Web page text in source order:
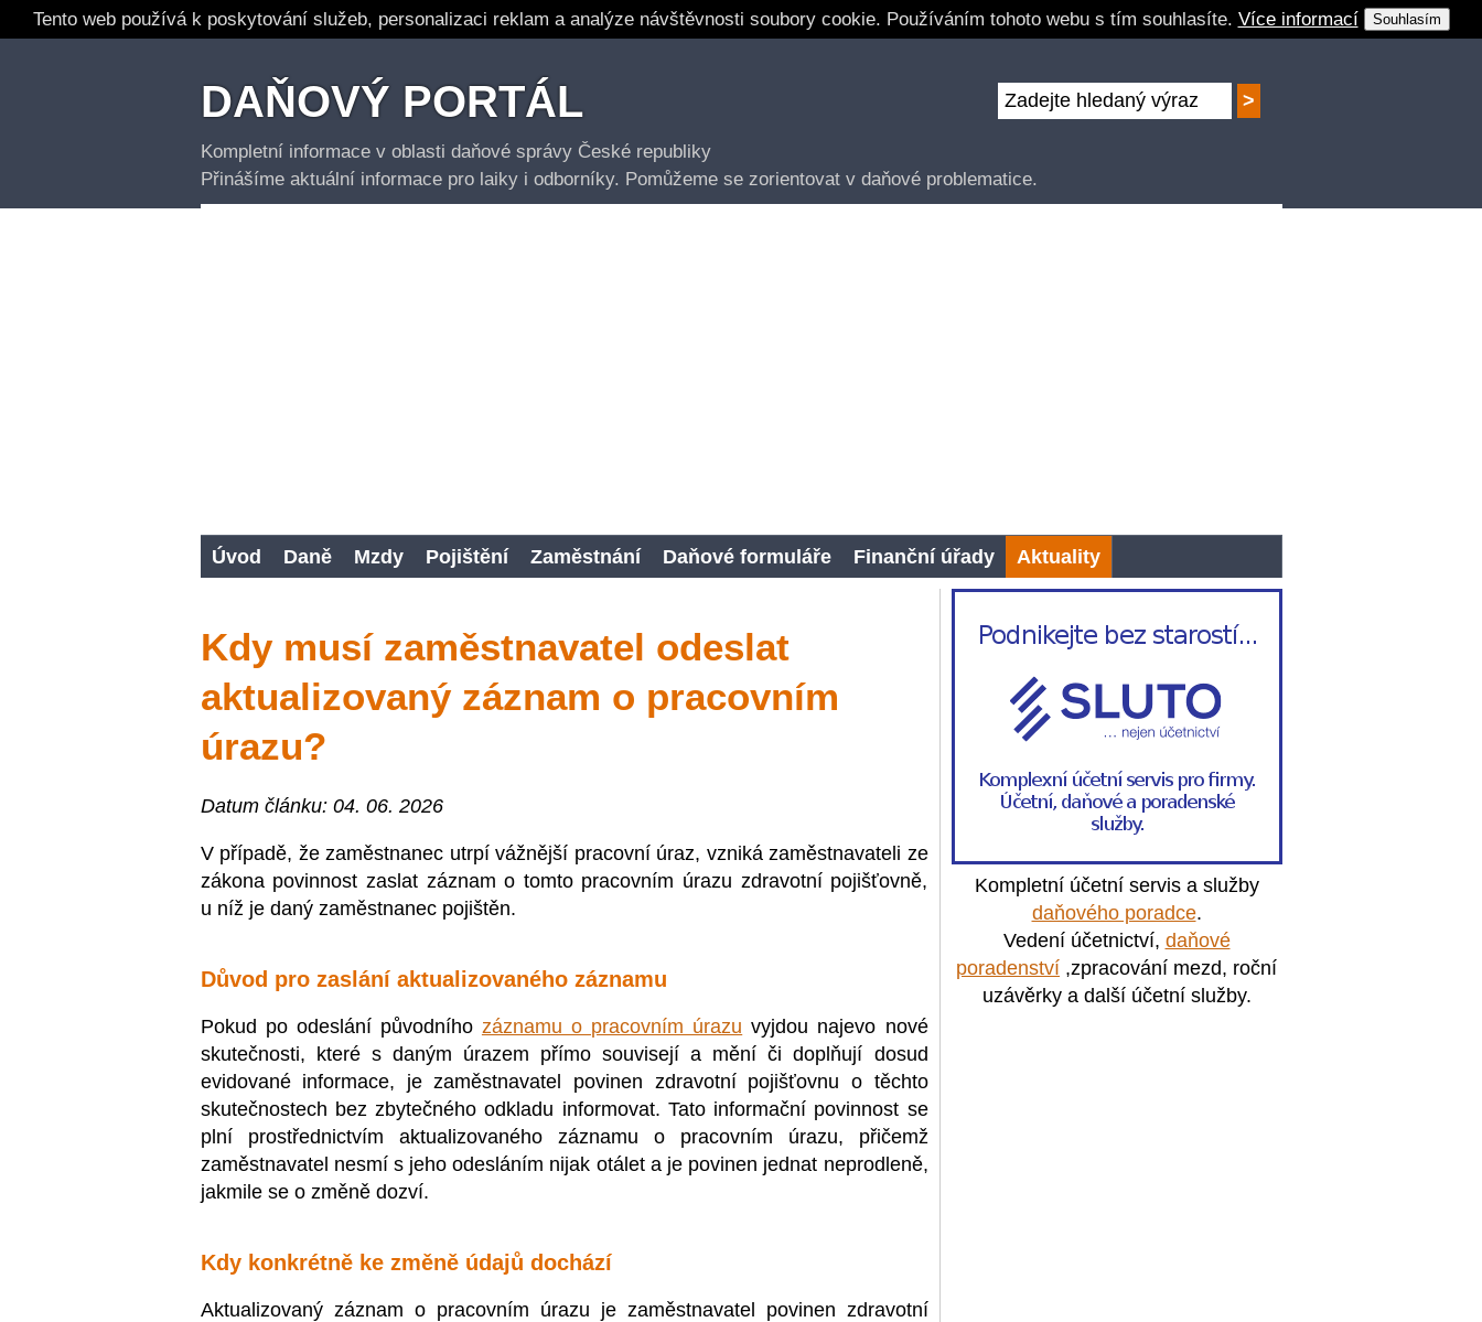
Tento web používá k poskytování služeb, personalizaci reklam a analýze návštěvnosti soubory cookie. Používáním tohoto webu s tím souhlasíte. Více informací Souhlasím
DAŇOVÝ PORTÁL
Kompletní informace v oblasti daňové správy České republiky
Přinášíme aktuální informace pro laiky i odborníky. Pomůžeme se zorientovat v daňové problematice.
Úvod Daně Mzdy Pojištění Zaměstnání Daňové formuláře Finanční úřady Aktuality
Kompletní účetní servis a služby
daňového poradce.
Vedení účetnictví, daňové
poradenství ,zpracování mezd, roční
uzávěrky a další účetní služby.
Kdy musí zaměstnavatel odeslat
aktualizovaný záznam o pracovním
úrazu?
Datum článku: 04. 06. 2026
V případě, že zaměstnanec utrpí vážnější pracovní úraz, vzniká zaměstnavateli ze
zákona povinnost zaslat záznam o tomto pracovním úrazu zdravotní pojišťovně,
u níž je daný zaměstnanec pojištěn.
Důvod pro zaslání aktualizovaného záznamu
Pokud po odeslání původního záznamu o pracovním úrazu vyjdou najevo nové
skutečnosti, které s daným úrazem přímo souvisejí a mění či doplňují dosud
evidované informace, je zaměstnavatel povinen zdravotní pojišťovnu o těchto
skutečnostech bez zbytečného odkladu informovat. Tato informační povinnost se
plní prostřednictvím aktualizovaného záznamu o pracovním úrazu, přičemž
zaměstnavatel nesmí s jeho odesláním nijak otálet a je povinen jednat neprodleně,
jakmile se o změně dozví.
Kdy konkrétně ke změně údajů dochází
Aktualizovaný záznam o pracovním úrazu je zaměstnavatel povinen zdravotní